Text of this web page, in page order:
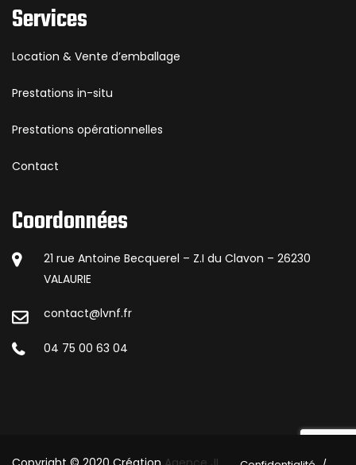
Services
Location & Vente d’emballage
Prestations in-situ
Prestations opérationnelles
Contact
Coordonnées
21 rue Antoine Becquerel – Z.I du Clavon – 26230
VALAURIE
contact@lvnf.fr
04 75 00 63 04